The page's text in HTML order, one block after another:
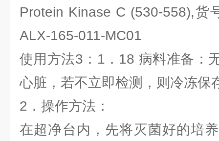
Protein Kinase C (530-558),货
ALX-165-011-MC01
使用方法3：1．18 病料准备：
心脏，若不立即检测，则冷冻保
2．操作方法：
在超净台内，先将灭菌好的培